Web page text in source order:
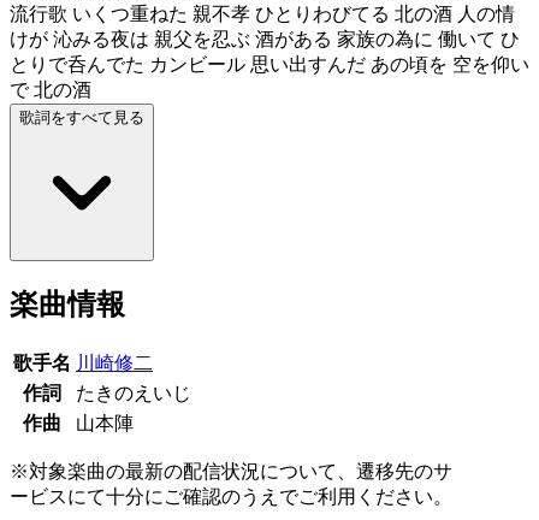
流行歌 いくつ重ねた 親不孝 ひとりわびてる 北の酒 人の情
けが 沁みる夜は 親父を忍ぶ 酒がある 家族の為に 働いて ひ
とりで呑んでた カンビール 思い出すんだ あの頃を 空を仰い
で 北の酒
歌詞をすべて見る
楽曲情報
歌手名 川崎修二
作詞
たきのえいじ
作曲
山本陣
※対象楽曲の最新の配信状況について、遷移先のサ
ービスにて十分にご確認のうえでご利用ください。